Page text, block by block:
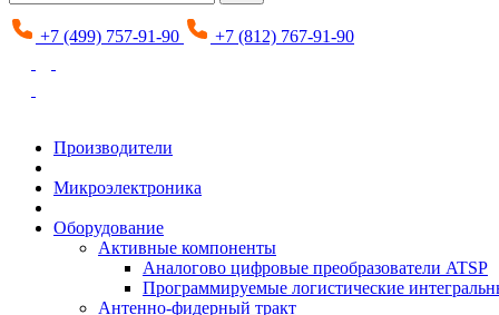
+7 (499) 757-91-90 +7 (812) 767-91-90
Производители
Микроэлектроника
Оборудование
Активные компоненты
Аналогово цифровые преобразователи ATSP
Программируемые логистические
Антенно-фидерный тракт